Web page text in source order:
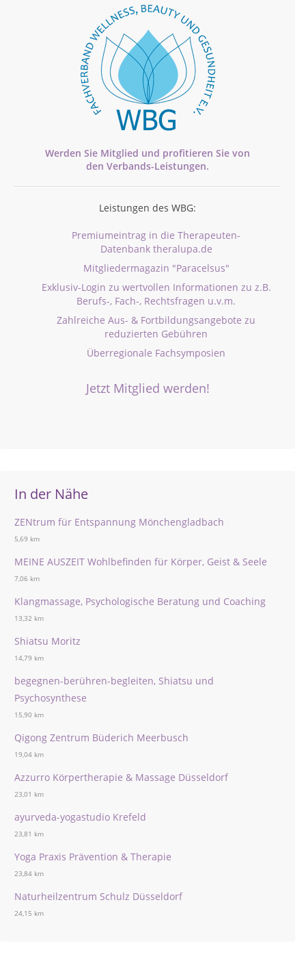
Werden Sie Mitglied und profitieren Sie von
den Verbands-Leistungen.
Leistungen des WBG:
Premiumeintrag in die Therapeuten-
Datenbank theralupa.de
Mitgliedermagazin "Paracelsus"
Exklusiv-Login zu wertvollen Informationen zu z.B.
Berufs-, Fach-, Rechtsfragen u.v.m.
Zahlreiche Aus- & Fortbildungsangebote zu
reduzierten Gebühren
Überregionale Fachsymposien
Jetzt Mitglied werden!
In der Nähe
ZENtrum für Entspannung Mönchengladbach
5,69 km
MEINE AUSZEIT Wohlbefinden für Körper, Geist & Seele
7,06 km
Klangmassage, Psychologische Beratung und Coaching
13,32 km
Shiatsu Moritz
14,79 km
begegnen-berühren-begleiten, Shiatsu und
Psychosynthese
15,90 km
Qigong Zentrum Büderich Meerbusch
19,04 km
Azzurro Körpertherapie & Massage Düsseldorf
23,01 km
ayurveda-yogastudio Krefeld
23,81 km
Yoga Praxis Prävention & Therapie
23,84 km
Naturheilzentrum Schulz Düsseldorf
24,15 km